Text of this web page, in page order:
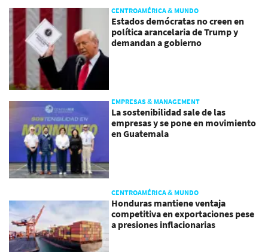
CENTROAMÉRICA & MUNDO
Estados demócratas no creen en
política arancelaria de Trump y
demandan a gobierno
EMPRESAS & MANAGEMENT
La sostenibilidad sale de las
empresas y se pone en movimiento
en Guatemala
CENTROAMÉRICA & MUNDO
Honduras mantiene ventaja
competitiva en exportaciones pese
a presiones inflacionarias